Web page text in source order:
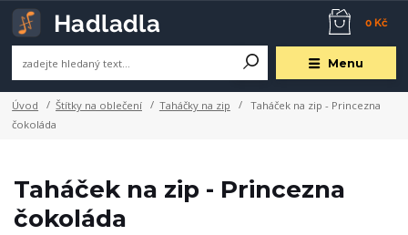
Menu
0 Kč
Úvod Štítky na oblečení Taháčky na zip
Taháček na zip - Princezna
čokoláda
Taháček na zip - Princezna
čokoláda